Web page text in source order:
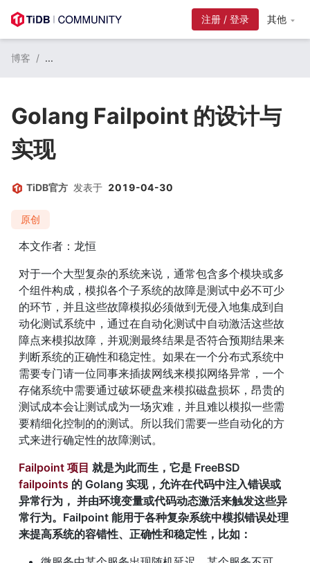
注册 / 登录 其他
博客 / ...
Golang Failpoint 的设计与
实现
TiDB官方 发表于 2019-04-30
原创
本文作者：龙恒
对于一个大型复杂的系统来说，通常包含多个模块或多
个组件构成，模拟各个子系统的故障是测试中必不可少
的环节，并且这些故障模拟必须做到无侵入地集成到自
动化测试系统中，通过在自动化测试中自动激活这些故
障点来模拟故障，并观测最终结果是否符合预期结果来
判断系统的正确性和稳定性。如果在一个分布式系统中
需要专门请一位同事来插拔网线来模拟网络异常，一个
存储系统中需要通过破坏硬盘来模拟磁盘损坏，昂贵的
测试成本会让测试成为一场灾难，并且难以模拟一些需
要精细化控制的的测试。所以我们需要一些自动化的方
式来进行确定性的故障测试。
Failpoint 项目 就是为此而生，它是 FreeBSD
failpoints 的 Golang 实现，允许在代码中注入错误或
异常行为， 并由环境变量或代码动态激活来触发这些异
常行为。Failpoint 能用于各种复杂系统中模拟错误处理
来提高系统的容错性、正确性和稳定性，比如：